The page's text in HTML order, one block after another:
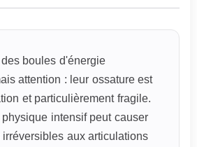
boules d'énergie
attention : leur ossature est
et particulièrement fragile.
intensif peut causer
aux articulations